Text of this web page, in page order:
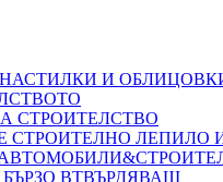
НАСТИЛКИ И
СТРОИТЕЛСТВО
СТРОИТЕЛНО ЛЕПИЛО
ВТВЪРДЯВАЩ